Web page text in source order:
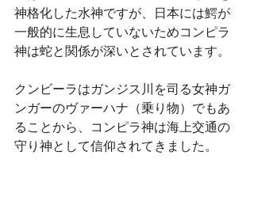
神格化した水神ですが、日本には鰐が
一般的に生息していないためコンピラ
神は蛇と関係が深いとされています。
クンビーラはガンジス川を司る女神ガ
ンガーのヴァーハナ（乗り物）でもあ
ることから、コンピラ神は海上交通の
守り神として信仰されてきました。